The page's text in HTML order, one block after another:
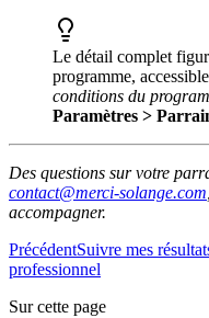
Le détail complet
programme,
conditions du
Paramètres >
Des questions sur votre
contact@merci-solange.com
accompagner.
PrécédentSuivre mes
professionnel
Sur cette page